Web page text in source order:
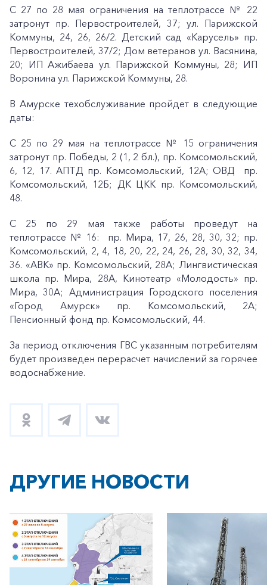
С 27 по 28 мая ограничения на теплотрассе № 22
затронут пр. Первостроителей, 37; ул. Парижской
Коммуны, 24, 26, 26/2. Детский сад «Карусель» пр.
Первостроителей, 37/2; Дом ветеранов ул. Васянина,
20; ИП Ажибаева ул. Парижской Коммуны, 28; ИП
Воронина ул. Парижской Коммуны, 28.
В Амурске техобслуживание пройдет в следующие
даты:
С 25 по 29 мая на теплотрассе № 15 ограничения
затронут пр. Победы, 2 (1, 2 бл.), пр. Комсомольский,
6, 12, 17. АПТД пр. Комсомольский, 12А; ОВД пр.
Комсомольский, 12Б; ДК ЦКК пр. Комсомольский,
48.
С 25 по 29 мая также работы проведут на
теплотрассе № 16: пр. Мира, 17, 26, 28, 30, 32; пр.
Комсомольский, 2, 4, 18, 20, 22, 24, 26, 28, 30, 32, 34,
36. «АВК» пр. Комсомольский, 28А; Лингвистическая
школа пр. Мира, 28А, Кинотеатр «Молодость» пр.
Мира, 30А; Администрация Городского поселения
«Город Амурск» пр. Комсомольский, 2А;
Пенсионный фонд пр. Комсомольский, 44.
За период отключения ГВС указанным потребителям
будет произведен перерасчет начислений за горячее
водоснабжение.
ДРУГИЕ НОВОСТИ